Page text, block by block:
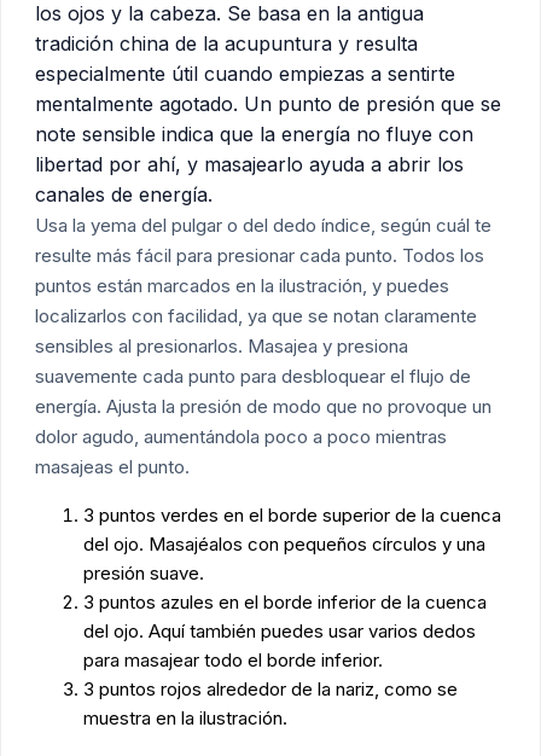
los ojos y la cabeza. Se basa en la antigua
tradición china de la acupuntura y resulta
especialmente útil cuando empiezas a sentirte
mentalmente agotado. Un punto de presión que se
note sensible indica que la energía no fluye con
libertad por ahí, y masajearlo ayuda a abrir los
canales de energía.
Usa la yema del pulgar o del dedo índice, según cuál te
resulte más fácil para presionar cada punto. Todos los
puntos están marcados en la ilustración, y puedes
localizarlos con facilidad, ya que se notan claramente
sensibles al presionarlos. Masajea y presiona
suavemente cada punto para desbloquear el flujo de
energía. Ajusta la presión de modo que no provoque un
dolor agudo, aumentándola poco a poco mientras
masajeas el punto.
3 puntos verdes en el borde superior de la cuenca
del ojo. Masajéalos con pequeños círculos y una
presión suave.
3 puntos azules en el borde inferior de la cuenca
del ojo. Aquí también puedes usar varios dedos
para masajear todo el borde inferior.
3 puntos rojos alrededor de la nariz, como se
muestra en la ilustración.